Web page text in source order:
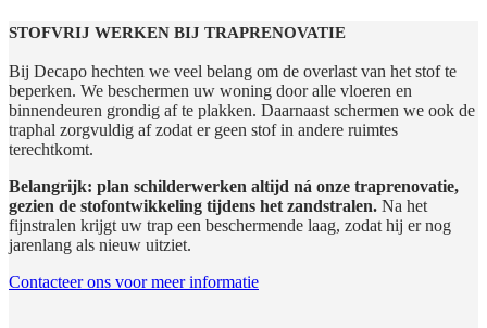
STOFVRIJ WERKEN BIJ TRAPRENOVATIE
Bij Decapo hechten we veel belang om de overlast van het stof te
beperken. We beschermen uw woning door alle vloeren en
binnendeuren grondig af te plakken. Daarnaast schermen we ook de
traphal zorgvuldig af zodat er geen stof in andere ruimtes
terechtkomt.
Belangrijk: plan schilderwerken altijd ná onze traprenovatie,
gezien de stofontwikkeling tijdens het zandstralen. Na het
fijnstralen krijgt uw trap een beschermende laag, zodat hij er nog
jarenlang als nieuw uitziet.
Contacteer ons voor meer informatie